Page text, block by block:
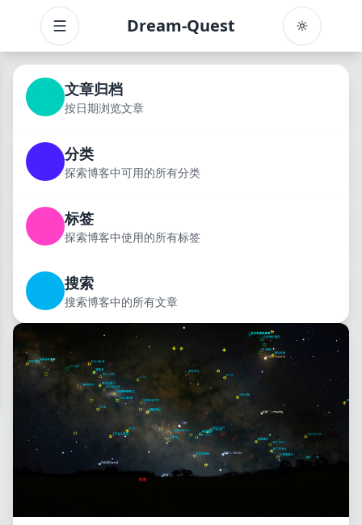
Toggle menu Dream-Quest
文章归档
按日期浏览文章
分类
探索博客中可用的所有分类
标签
探索博客中使用的所有标签
搜索
搜索博客中的所有文章